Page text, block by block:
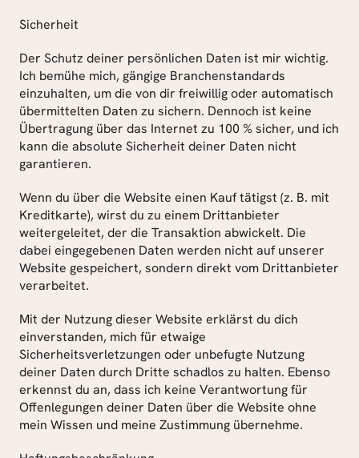
Sicherheit
Der Schutz deiner persönlichen Daten ist mir wichtig.
Ich bemühe mich, gängige Branchenstandards
einzuhalten, um die von dir freiwillig oder automatisch
übermittelten Daten zu sichern. Dennoch ist keine
Übertragung über das Internet zu 100 % sicher, und ich
kann die absolute Sicherheit deiner Daten nicht
garantieren.
Wenn du über die Website einen Kauf tätigst (z. B. mit
Kreditkarte), wirst du zu einem Drittanbieter
weitergeleitet, der die Transaktion abwickelt. Die
dabei eingegebenen Daten werden nicht auf unserer
Website gespeichert, sondern direkt vom Drittanbieter
verarbeitet.
Mit der Nutzung dieser Website erklärst du dich
einverstanden, mich für etwaige
Sicherheitsverletzungen oder unbefugte Nutzung
deiner Daten durch Dritte schadlos zu halten. Ebenso
erkennst du an, dass ich keine Verantwortung für
Offenlegungen deiner Daten über die Website ohne
mein Wissen und meine Zustimmung übernehme.